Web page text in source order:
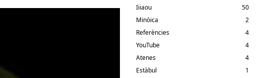
Iiiaou
50
Minòica
2
Referències
4
YouTube
4
Atenes
4
Estàbul
1